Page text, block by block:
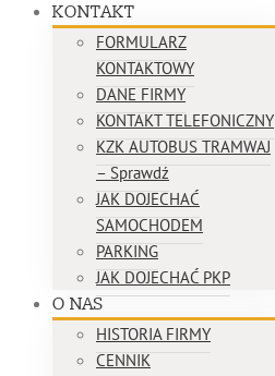
KONTAKT
FORMULARZ
KONTAKTOWY
DANE FIRMY
KONTAKT TELEFONICZNY
KZK AUTOBUS TRAMWAJ
– Sprawdź
JAK DOJECHAĆ
SAMOCHODEM
PARKING
JAK DOJECHAĆ PKP
O NAS
HISTORIA FIRMY
CENNIK